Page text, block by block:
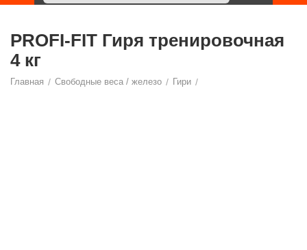
PROFI-FIT Гиря тренировочная
4 кг
Главная / Свободные веса / железо / Гири /